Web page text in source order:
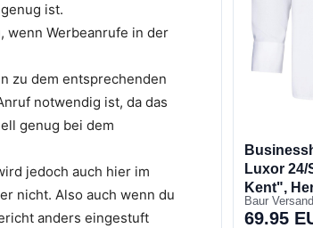
ist.
wenn Werbeanrufe in der
zu dem entsprechenden
notwendig ist, da das
genug bei dem
jedoch auch hier im
nicht. Also auch wenn du
anders eingestuft